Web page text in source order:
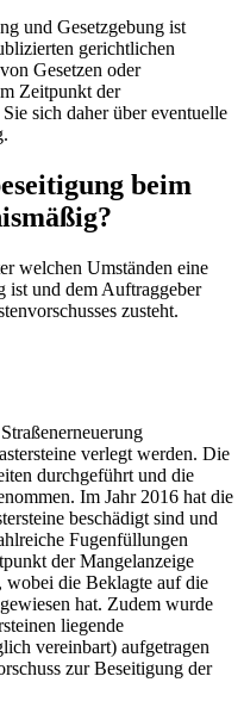
und Gesetzgebung ist
gerichtlichen
Gesetzen oder
Zeitpunkt der
sich daher über eventuelle
beim
welchen Umständen eine
ist und dem Auftraggeber
zusteht.
verlegt werden. Die
durchgeführt und die
Im Jahr 2016 hat die
beschädigt sind und
Fugenfüllungen
der Mangelanzeige
wobei die Beklagte auf die
hat. Zudem wurde
liegende
vereinbart) aufgetragen
zur Beseitigung der